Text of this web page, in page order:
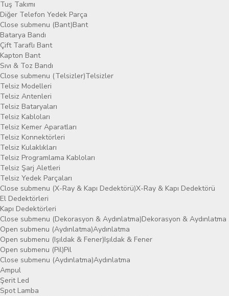
Tuş Takımı
Diğer Telefon Yedek Parça
Close submenu (Bant)Bant
Batarya Bandı
Çift Taraflı Bant
Kapton Bant
Sıvı & Toz Bandı
Close submenu (Telsizler)Telsizler
Telsiz Modelleri
Telsiz Antenleri
Telsiz Bataryaları
Telsiz Kabloları
Telsiz Kemer Aparatları
Telsiz Konnektörleri
Telsiz Kulaklıkları
Telsiz Programlama Kabloları
Telsiz Şarj Aletleri
Telsiz Yedek Parçaları
Close submenu (X-Ray & Kapı Dedektörü)X-Ray & Kapı Dedektörü
El Dedektörleri
Kapı Dedektörleri
Close submenu (Dekorasyon & Aydınlatma)Dekorasyon & Aydınlatma
Open submenu (Aydınlatma)Aydınlatma
Open submenu (Işıldak & Fener)Işıldak & Fener
Open submenu (Pil)Pil
Close submenu (Aydınlatma)Aydınlatma
Ampul
Şerit Led
Spot Lamba